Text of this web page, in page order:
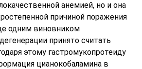
анемией, но и она
причиной поражения
одним виновником
принято считать
этому гастромукопротеиду
цианокобаламина в